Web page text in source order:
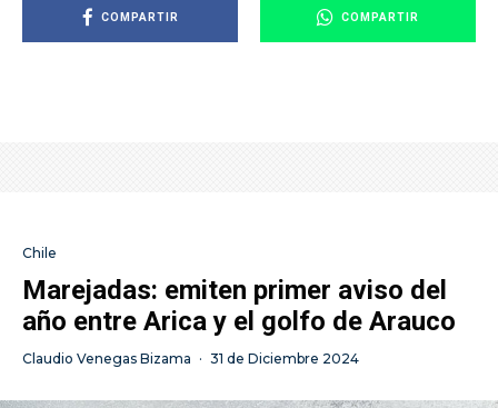
COMPARTIR COMPARTIR
Chile
Marejadas: emiten primer aviso del
año entre Arica y el golfo de Arauco
Claudio Venegas Bizama · 31 de Diciembre 2024